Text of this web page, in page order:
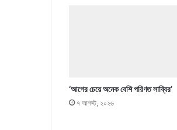
‘আগের চেয়ে অনেক বেশি পরিণত সাব্বির’
৭ আগস্ট, ২০২৬